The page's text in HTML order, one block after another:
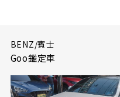
BENZ/賓士
Goo鑑定車